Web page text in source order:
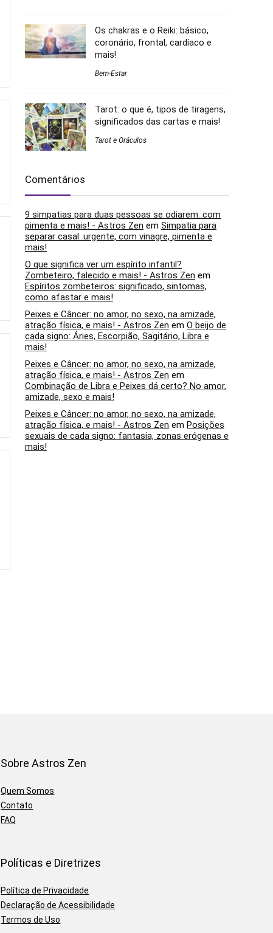
Os chakras e o Reiki: básico,
coronário, frontal, cardíaco e
mais!
Bem-Estar
Tarot: o que é, tipos de tiragens,
significados das cartas e mais!
Tarot e Oráculos
Comentários
9 simpatias para duas pessoas se odiarem: com
pimenta e mais! - Astros Zen em Simpatia para
separar casal: urgente, com vinagre, pimenta e
mais!
O que significa ver um espírito infantil?
Zombeteiro, falecido e mais! - Astros Zen em
Espíritos zombeteiros: significado, sintomas,
como afastar e mais!
Peixes e Câncer: no amor, no sexo, na amizade,
atração física, e mais! - Astros Zen em O beijo de
cada signo: Áries, Escorpião, Sagitário, Libra e
mais!
Peixes e Câncer: no amor, no sexo, na amizade,
atração física, e mais! - Astros Zen em
Combinação de Libra e Peixes dá certo? No amor,
amizade, sexo e mais!
Peixes e Câncer: no amor, no sexo, na amizade,
atração física, e mais! - Astros Zen em Posições
sexuais de cada signo: fantasia, zonas erógenas e
mais!
Sobre Astros Zen
Quem Somos
Contato
FAQ
Políticas e Diretrizes
Política de Privacidade
Declaração de Acessibilidade
Termos de Uso